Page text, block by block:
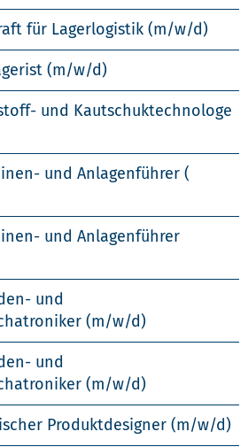
für Lagerlogistik (m/w/d)
(m/w/d)
und Kautschuktechnologe
und Anlagenführer (
und Anlagenführer
und
(m/w/d)
und
(m/w/d)
Produktdesigner (m/w/d)